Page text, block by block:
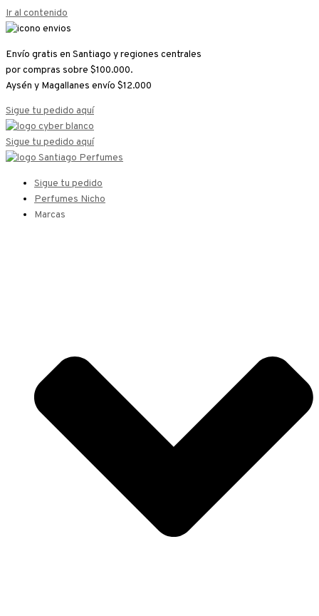
Ir al contenido
Envío gratis en Santiago y regiones centrales
por compras sobre $100.000.
Aysén y Magallanes envío $12.000
Sigue tu pedido aquí
Sigue tu pedido aquí
Sigue tu pedido
Perfumes Nicho
Marcas